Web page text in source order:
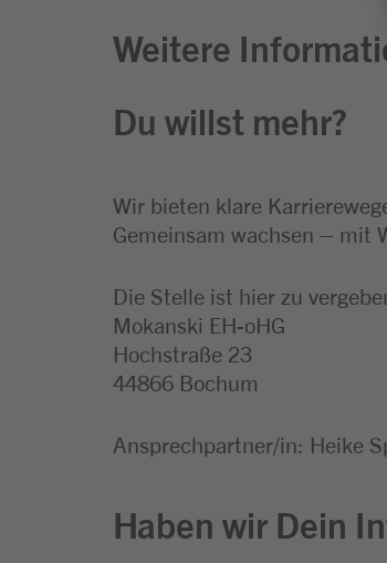
Weitere
Du willst mehr?
Wir bieten klare
Gemeinsam wachsen – mit
Die Stelle ist hier zu
Mokanski EH-oHG
Hochstraße 23
44866 Bochum
Ansprechpartner/in: Heike
Haben wir Dein